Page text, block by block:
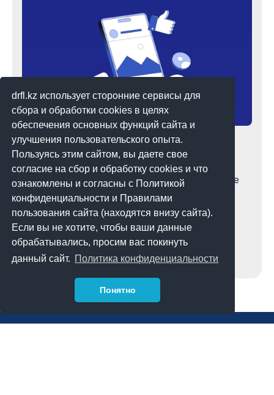
drfl.kz использует сторонние сервисы для
сбора и обработки cookies в целях
обеспечения основных функций сайта и
улучшения пользовательского опыта.
Пользуясь этим сайтом, вы даете свое
согласие на сбор и обработку cookies и что
ознакомлены и согласны с Политикой
конфиденциальности и Правилами
пользования сайта (находятся внизу сайта).
Если вы не хотите, чтобы ваши данные
обрабатывались, просим вас покинуть
данный сайт. Политика конфиденциальности
Понятно
Законопроект «О масс-медиа»:
обсуждение и рекомендации
2 февраля 2023 года на портале «Открытые
НПА» Министерство информации и
общественного развития Республики
Казахстан (МИОР РК) представило на
публичное обсуждение проект закона
Республики Казахстан «О масс-медиа».
центр, проект закона состоит на 82% (или
317 из 387) из старых норм и лишь на 14%
(53) из
4 мин на чтение 22-02-2023